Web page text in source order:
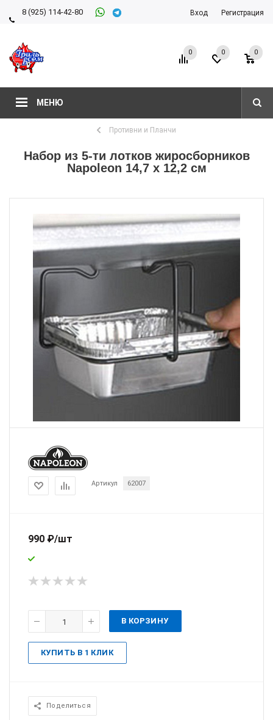
8 (925) 114-42-80
Вход Регистрация
МЕНЮ
0 0
0
Противни и Планчи
Набор из 5-ти лотков жиросборников
Napoleon 14,7 х 12,2 см
Артикул 62007
990 ₽/шт
В КОРЗИНУ
КУПИТЬ В 1 КЛИК
Поделиться